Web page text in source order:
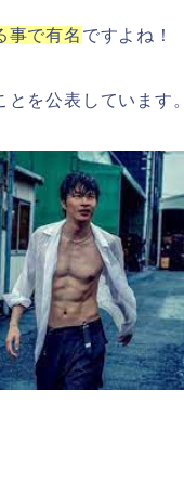
事で有名 ですよね！
とを公表しています。